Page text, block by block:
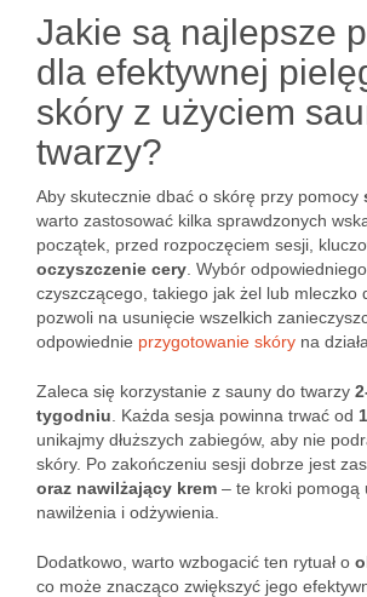
Jakie są najlepsze
dla efektywnej
skóry z użyciem
twarzy?
Aby skutecznie dbać o skórę przy pomocy
warto zastosować kilka sprawdzonych
początek, przed rozpoczęciem sesji,
oczyszczenie cery . Wybór
czyszczącego, takiego jak żel lub mleczko
pozwoli na usunięcie wszelkich
odpowiednie przygotowanie skóry na
Zaleca się korzystanie z sauny do twarzy
tygodniu . Każda sesja powinna trwać od
unikajmy dłuższych zabiegów, aby nie
skóry. Po zakończeniu sesji dobrze jest
oraz nawilżający krem – te kroki pomogą
nawilżenia i odżywienia.
Dodatkowo, warto wzbogacić ten rytuał o
co może znacząco zwiększyć jego